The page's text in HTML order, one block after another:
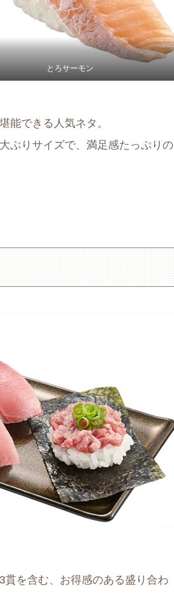
とろサーモン
能できる人気ネタ。
ぶりサイズで、満足感たっぷりの
貫を含む、お得感のある盛り合わ